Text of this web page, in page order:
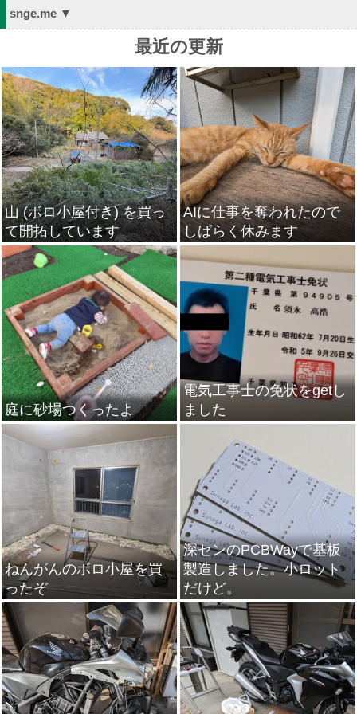
snge.me ▼
最近の更新
山 (ボロ小屋付き) を買っ
て開拓しています
AIに仕事を奪われたので
しばらく休みます
庭に砂場つくったよ
電気工事士の免状をgetし
ました
ねんがんのボロ小屋を買
ったぞ
深センのPCBWayで基板
製造しました。小ロット
だけど。